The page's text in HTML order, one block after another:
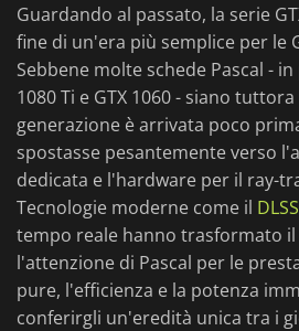
Guardando al passato, la serie
fine di un'era più semplice per le
Sebbene molte schede Pascal -
1080 Ti e GTX 1060 - siano
generazione è arrivata poco
spostasse pesantemente verso
dedicata e l'hardware per il ray-
Tecnologie moderne come il DLSS
tempo reale hanno trasformato il
l'attenzione di Pascal per le
pure, l'efficienza e la potenza
conferirgli un'eredità unica tra i